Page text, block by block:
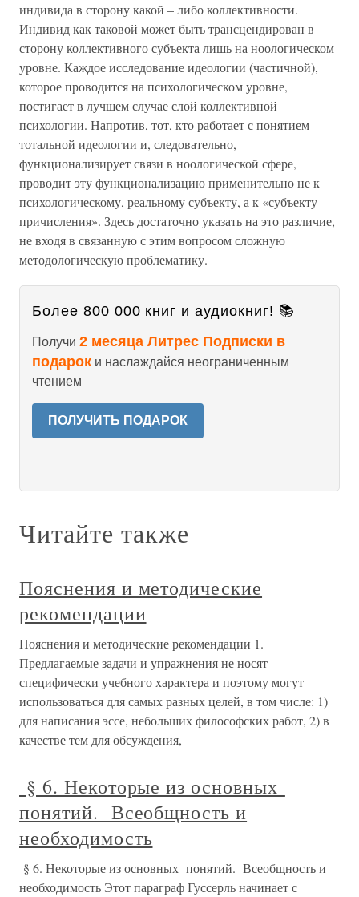
индивида в сторону какой – либо коллективности.
Индивид как таковой может быть трансцендирован в
сторону коллективного субъекта лишь на ноологическом
уровне. Каждое исследование идеологии (частичной),
которое проводится на психологическом уровне,
постигает в лучшем случае слой коллективной
психологии. Напротив, тот, кто работает с понятием
тотальной идеологии и, следовательно,
функционализирует связи в ноологической сфере,
проводит эту функционализацию применительно не к
психологическому, реальному субъекту, а к «субъекту
причисления». Здесь достаточно указать на это различие,
не входя в связанную с этим вопросом сложную
методологическую проблематику.
Более 800 000 книг и аудиокниг! 📚
Получи 2 месяца Литрес Подписки в
подарок и наслаждайся неограниченным
чтением
ПОЛУЧИТЬ ПОДАРОК
Читайте также
Пояснения и методические
рекомендации
Пояснения и методические рекомендации 1.
Предлагаемые задачи и упражнения не носят
специфически учебного характера и поэтому могут
использоваться для самых разных целей, в том числе: 1)
для написания эссе, небольших философских работ, 2) в
качестве тем для обсуждения,
§ 6. Некоторые из основных
понятий. Всеобщность и
необходимость
§ 6. Некоторые из основных понятий. Всеобщность и
необходимость Этот параграф Гуссерль начинает с